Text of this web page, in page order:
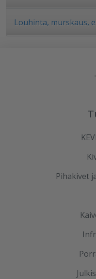
Louhinta, murskaus,
Pihakivet